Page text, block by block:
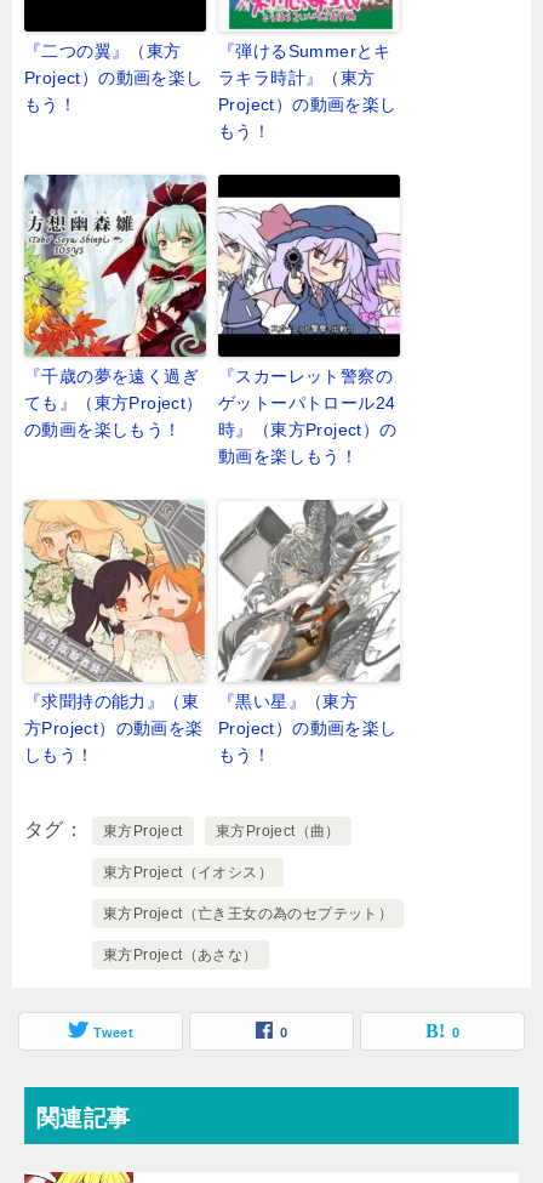
『二つの翼』（東方
Project）の動画を楽し
もう！
『弾けるSummerとキ
ラキラ時計』（東方
Project）の動画を楽し
もう！
『千歳の夢を遠く過ぎ
ても』（東方Project）
の動画を楽しもう！
『スカーレット警察の
ゲットーパトロール24
時』（東方Project）の
動画を楽しもう！
『求聞持の能力』（東
方Project）の動画を楽
しもう！
『黒い星』（東方
Project）の動画を楽し
もう！
タグ 東方Project 東方Project（曲）
東方Project（イオシス）
東方Project（亡き王女の為のセプテット）
東方Project（あさな）
Tweet 0 0
関連記事